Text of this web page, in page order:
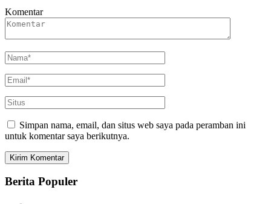
Komentar
Simpan nama, email, dan situs web saya pada peramban ini
untuk komentar saya berikutnya.
Berita Populer